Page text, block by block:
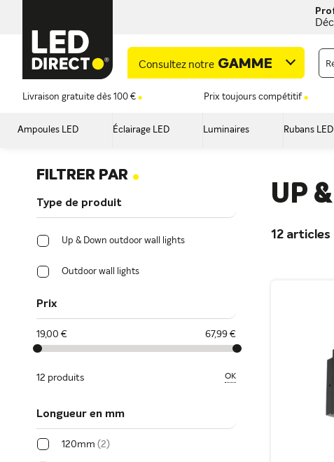
Consultez notre GAMME
Livraison gratuite dès 100 € Prix toujours compétitif
Ampoules LED Éclairage LED Luminaires Rubans LED
UP
12 articles
FILTRER PAR .
Type de produit
Up & Down outdoor wall lights
Outdoor wall lights
Prix
19,00 € 67,99 €
12 produits OK
Longueur en mm
120mm 2